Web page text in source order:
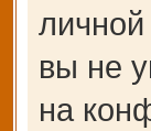
вы не
на